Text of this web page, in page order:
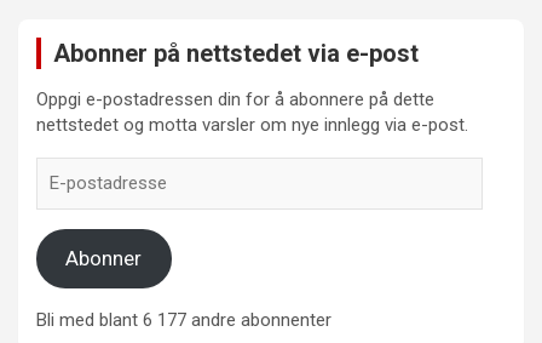
Abonner på nettstedet via e-post
Oppgi e-postadressen din for å abonnere på dette
nettstedet og motta varsler om nye innlegg via e-post.
postadresse
Abonner
Bli med blant 6 177 andre abonnenter